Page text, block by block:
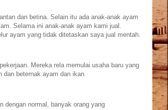
dan betina. Selain itu ada anak-anak ayam
Selama ini anak-anak ayam kami jual.
ayam yang tidak ditetaskan saya jual mentah.
Mereka rela memulai usaha baru yang
dan beternak ayam dan ikan.
dengan normal, banyak orang yang